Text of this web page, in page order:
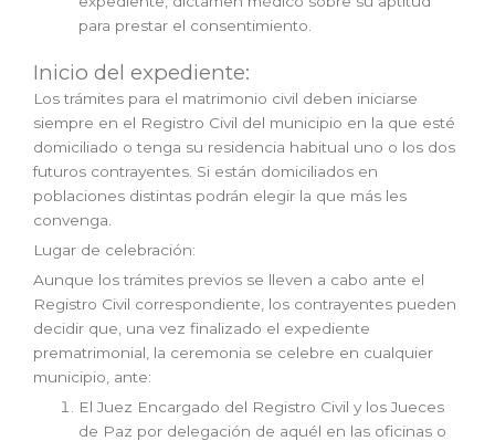
para prestar el consentimiento.
Inicio del expediente:
Los trámites para el matrimonio civil deben iniciarse
siempre en el Registro Civil del municipio en la que esté
domiciliado o tenga su residencia habitual uno o los dos
futuros contrayentes. Si están domiciliados en
poblaciones distintas podrán elegir la que más les
convenga.
Lugar de celebración:
Aunque los trámites previos se lleven a cabo ante el
Registro Civil correspondiente, los contrayentes pueden
decidir que, una vez finalizado el expediente
prematrimonial, la ceremonia se celebre en cualquier
municipio, ante:
El Juez Encargado del Registro Civil y los Jueces
de Paz por delegación de aquél en las oficinas o